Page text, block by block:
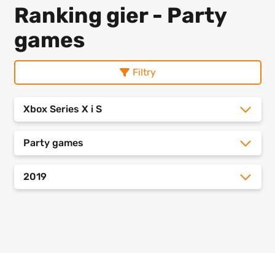
Ranking gier - Party
games
Filtry
Xbox Series X i S
Party games
2019